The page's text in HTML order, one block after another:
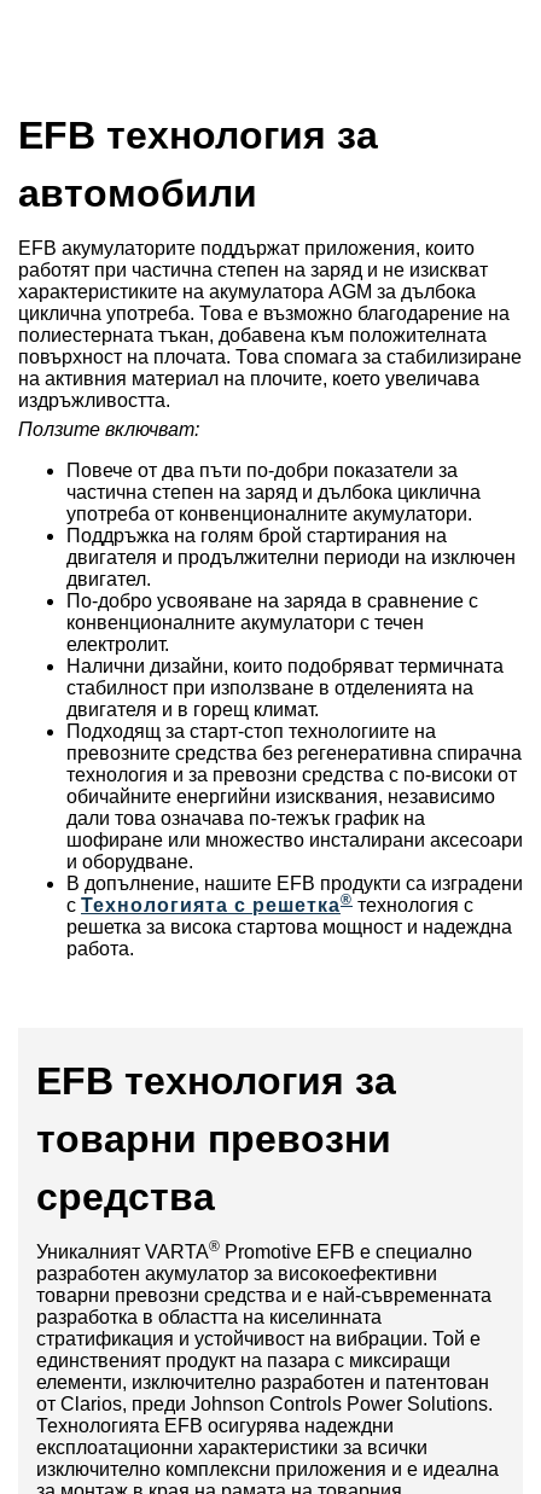
EFB технология за
автомобили
EFB акумулаторите поддържат приложения, които
работят при частична степен на заряд и не изискват
характеристиките на акумулатора AGM за дълбока
циклична употреба. Това е възможно благодарение на
полиестерната тъкан, добавена към положителната
повърхност на плочата. Това спомага за стабилизиране
на активния материал на плочите, което увеличава
издръжливостта.
Ползите включват:
Повече от два пъти по-добри показатели за
частична степен на заряд и дълбока циклична
употреба от конвенционалните акумулатори.
Поддръжка на голям брой стартирания на
двигателя и продължителни периоди на изключен
двигател.
По-добро усвояване на заряда в сравнение с
конвенционалните акумулатори с течен
електролит.
Налични дизайни, които подобряват термичната
стабилност при използване в отделенията на
двигателя и в горещ климат.
Подходящ за старт-стоп технологиите на
превозните средства без регенеративна спирачна
технология и за превозни средства с по-високи от
обичайните енергийни изисквания, независимо
дали това означава по-тежък график на
шофиране или множество инсталирани аксесоари
и оборудване.
В допълнение, нашите EFB продукти са изградени
с Технологията с решетка® технология с
решетка за висока стартова мощност и надеждна
работа.
EFB технология за
товарни превозни
средства
Уникалният VARTA® Promotive EFB е специално
разработен акумулатор за високоефективни
товарни превозни средства и е най-съвременната
разработка в областта на киселинната
стратификация и устойчивост на вибрации. Той е
единственият продукт на пазара с миксиращи
елементи, изключително разработен и патентован
от Clarios, преди Johnson Controls Power Solutions.
Технологията EFB осигурява надеждни
експлоатационни характеристики за всички
изключително комплексни приложения и е идеална